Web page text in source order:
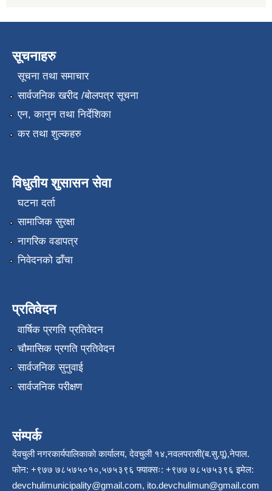
सूचनाहरु
सूचना तथा समाचार
सार्वजनिक खरीद /बोलपत्र सूचना
एन, कानुन तथा निर्देशिका
कर तथा शुल्कहरु
विधुतीय शुसासन सेवा
घटना दर्ता
सामाजिक सुरक्षा
नागरिक वडापत्र
निवेदनको ढाँचा
प्रतिवेदन
वार्षिक प्रगति प्रतिवेदन
चौमासिक प्रगति प्रतिवेदन
सार्वजनिक सुनुवाई
सार्वजनिक परीक्षण
संम्पर्क
देवचुली नगरकार्यपालिकाकाे कार्यालय, देवचुली १४,नवलपरासी(ब.सु.पू),नेपाल.
फोन: +९७७ ७८५७५०१०,५७५३९६ फ्याक्सः: +९७७ ७८५७५३९६ इमेल:
devchulimunicipality@gmail.com, ito.devchulimun@gmail.com